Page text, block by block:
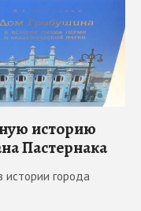
историю
Пастернака
истории города